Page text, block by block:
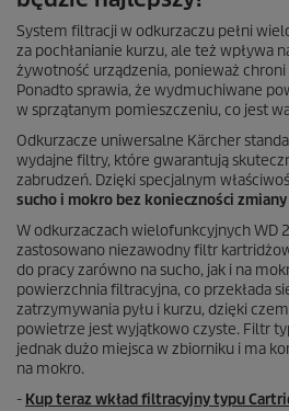
System filtracji w odkurzaczu pełni
za pochłanianie kurzu, ale też wpływa
żywotność urządzenia, ponieważ
Ponadto sprawia, że wydmuchiwane
w sprzątanym pomieszczeniu, co jest
Odkurzacze uniwersalne Kärcher
wydajne filtry, które gwarantują
zabrudzeń. Dzięki specjalnym
sucho i mokro bez konieczności
W odkurzaczach wielofunkcyjnych WD
zastosowano niezawodny filtr
do pracy zarówno na sucho, jak i na
powierzchnia filtracyjna, co przekłada
zatrzymywania pyłu i kurzu, dzięki
powietrze jest wyjątkowo czyste. Filtr
jednak dużo miejsca w zbiorniku i ma
na mokro.
- Kup teraz wkład filtracyjny typu